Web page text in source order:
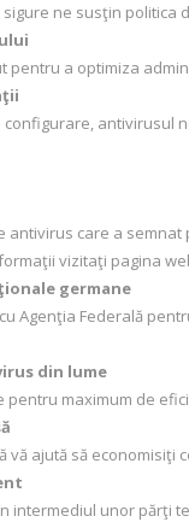
ne susţin politica
pentru a optimiza
antivirusul
care a
vizitaţi pagina
germane
Agenţia Federală
din lume
maximum de
vă ajută să economisiţi
intermediul unor părţi